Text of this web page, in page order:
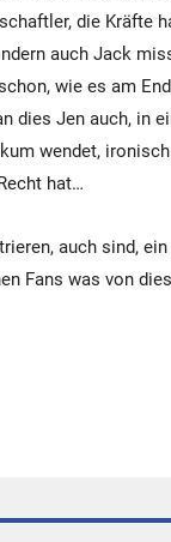
die Kräfte
auch Jack
wie es am
dies Jen auch, in
wendet, ironisch
hat…
auch sind,
Fans was von